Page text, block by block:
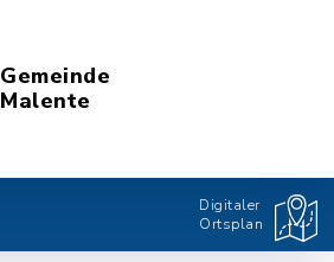
Gemeinde
Malente
Digitaler
Ortsplan